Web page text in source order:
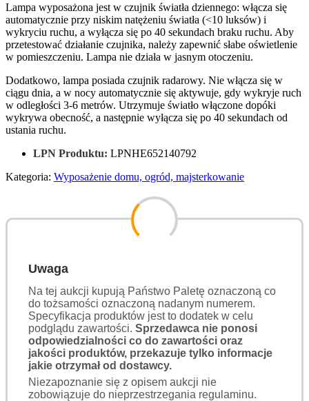
Lampa wyposażona jest w czujnik światła dziennego: włącza się
automatycznie przy niskim natężeniu światła (<10 luksów) i
wykryciu ruchu, a wyłącza się po 40 sekundach braku ruchu. Aby
przetestować działanie czujnika, należy zapewnić słabe oświetlenie
w pomieszczeniu. Lampa nie działa w jasnym otoczeniu.
Dodatkowo, lampa posiada czujnik radarowy. Nie włącza się w
ciągu dnia, a w nocy automatycznie się aktywuje, gdy wykryje ruch
w odległości 3-6 metrów. Utrzymuje światło włączone dopóki
wykrywa obecność, a następnie wyłącza się po 40 sekundach od
ustania ruchu.
LPN Produktu: LPNHE652140792
Kategoria: Wyposażenie domu, ogród, majsterkowanie
Uwaga
Na tej aukcji kupują Państwo Paletę oznaczoną co
do tożsamości oznaczoną nadanym numerem.
Specyfikacja produktów jest to dodatek w celu
podglądu zawartości. Sprzedawca nie ponosi
odpowiedzialności co do zawartości oraz
jakości produktów, przekazuje tylko informacje
jakie otrzymał od dostawcy.
Niezapoznanie się z opisem aukcji nie
zobowiązuje do nieprzestrzegania regulaminu.